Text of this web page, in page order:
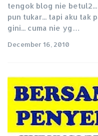
tengok blog nie
pun tukar... tapi aku tak
gini... cuma nie yg…
December 16, 2010